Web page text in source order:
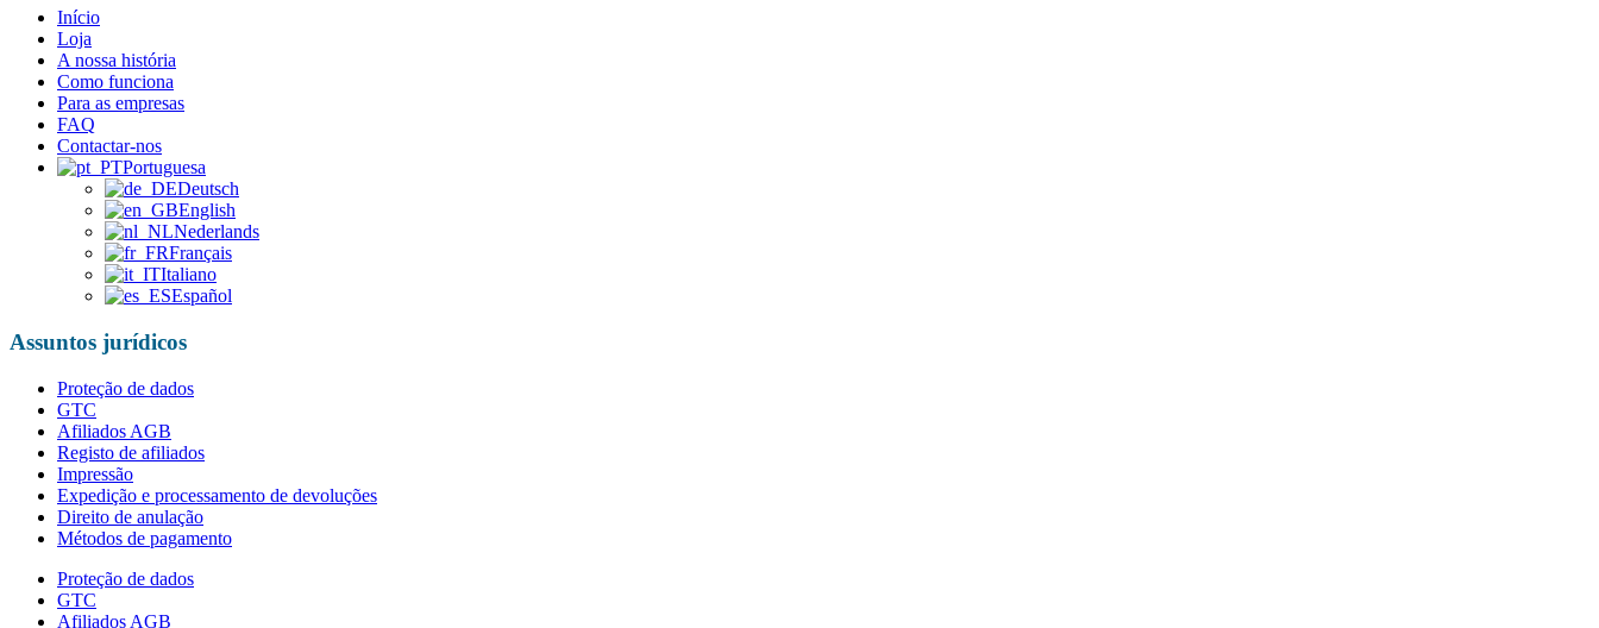
Início
Loja
A nossa história
Como funciona
Para as empresas
FAQ
Contactar-nos
Portuguesa
Deutsch
English
Nederlands
Français
Italiano
Español
Assuntos jurídicos
Proteção de dados
GTC
Afiliados AGB
Registo de afiliados
Impressão
Expedição e processamento de devoluções
Direito de anulação
Métodos de pagamento
Proteção de dados
GTC
Afiliados AGB